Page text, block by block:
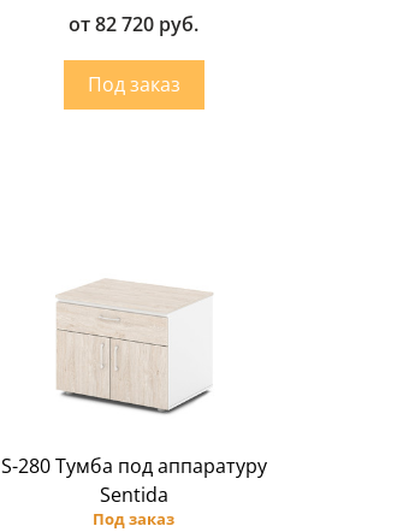
от 82 720 руб.
S-280 Тумба под аппаратуру
Sentida
Под заказ